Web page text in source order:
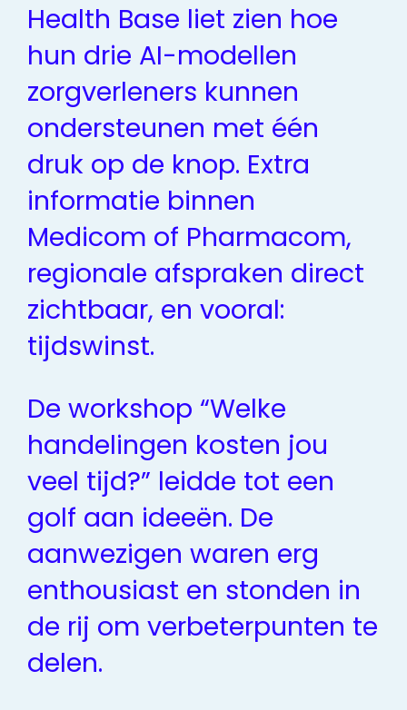
Health Base liet zien hoe
hun drie AI-modellen
zorgverleners kunnen
ondersteunen met één
druk op de knop. Extra
informatie binnen
Medicom of Pharmacom,
regionale afspraken direct
zichtbaar, en vooral:
tijdswinst.
De workshop “Welke
handelingen kosten jou
veel tijd?” leidde tot een
golf aan ideeën. De
aanwezigen waren erg
enthousiast en stonden in
de rij om verbeterpunten te
delen.